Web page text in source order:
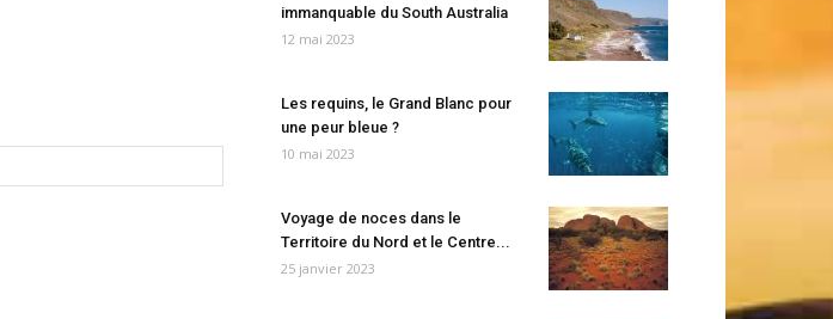
immanquable du South Australia
12 mai 2023
Les requins, le Grand Blanc pour
une peur bleue ?
10 mai 2023
Voyage de noces dans le
Territoire du Nord et le Centre...
25 janvier 2023